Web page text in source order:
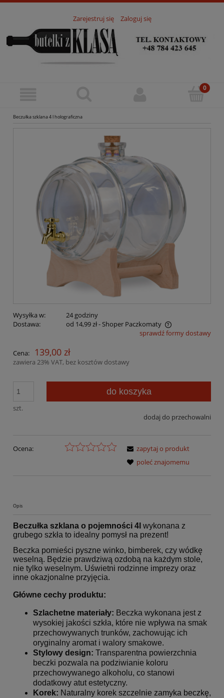
Zarejestruj się Zaloguj się
Beczułka szklana 4 l holograficzna
Wysyłka w:
24 godziny
Dostawa:
od 14,99 zł- Shoper Paczkomaty
Cena nie zawiera ewentualnych kosztów płatnościsprawdź formy dostawy
Cena: 139,00 zł
zawiera 23% VAT, bez kosztów dostawy
szt.
do koszyka
dodaj do przechowalni
Ocena:
zapytaj o produkt
poleć znajomemu
Opis
Beczułka szklana o pojemności 4l wykonana z
grubego szkła to idealny pomysł na prezent!
Beczka pomieści pyszne winko, bimberek, czy wódkę
weselną. Będzie prawdziwą ozdobą na każdym stole,
nie tylko weselnym. Uświetni rodzinne imprezy oraz
inne okazjonalne przyjęcia.
Główne cechy produktu:
Szlachetne materiały: Beczka wykonana jest z
wysokiej jakości szkła, które nie wpływa na smak
przechowywanych trunków, zachowując ich
oryginalny aromat i walory smakowe.
Stylowy design: Transparentna powierzchnia
beczki pozwala na podziwianie koloru
przechowywanego alkoholu, co stanowi
dodatkowy atut estetyczny.
Korek: Naturalny korek szczelnie zamyka beczkę,